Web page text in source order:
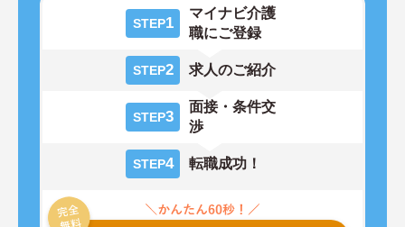
STEP1
マイナビ介護
職にご登録
STEP2 求人のご紹介
STEP3
面接・条件交
渉
STEP4 転職成功！